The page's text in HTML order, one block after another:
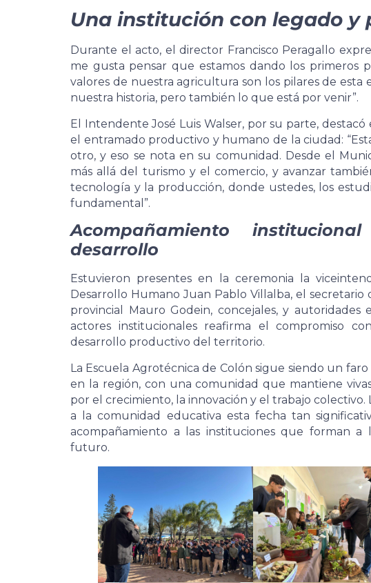
Una institución con legado y
Durante el acto, el director Francisco Peragallo
me gusta pensar que estamos dando los primeros
valores de nuestra agricultura son los pilares de esta
nuestra historia, pero también lo que está por venir”.
El Intendente José Luis Walser, por su parte,
el entramado productivo y humano de la ciudad:
otro, y eso se nota en su comunidad. Desde el
más allá del turismo y el comercio, y avanzar
tecnología y la producción, donde ustedes, los
fundamental”.
Acompañamiento
desarrollo
Estuvieron presentes en la ceremonia la
Desarrollo Humano Juan Pablo Villalba, el
provincial Mauro Godein, concejales, y autoridades
actores institucionales reafirma el compromiso
desarrollo productivo del territorio.
La Escuela Agrotécnica de Colón sigue siendo un
en la región, con una comunidad que mantiene
por el crecimiento, la innovación y el trabajo
a la comunidad educativa esta fecha tan
acompañamiento a las instituciones que forman a
futuro.